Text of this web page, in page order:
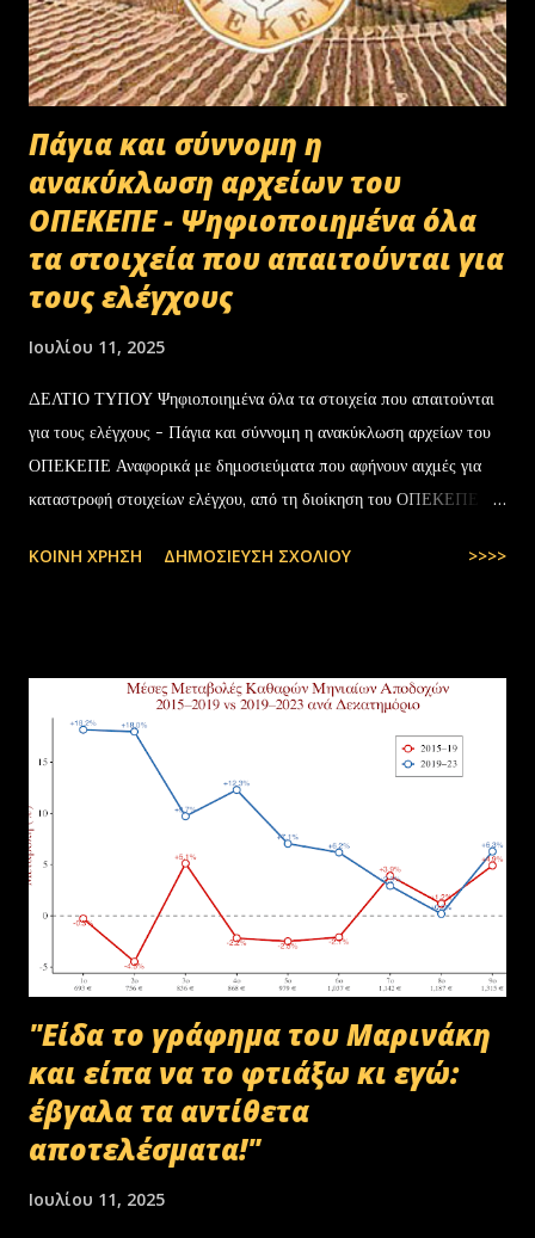
Πάγια και σύννομη η
ανακύκλωση αρχείων του
ΟΠΕΚΕΠΕ - Ψηφιοποιημένα όλα
τα στοιχεία που απαιτούνται για
τους ελέγχους
Ιουλίου 11, 2025
ΔΕΛΤΙΟ ΤΥΠΟΥ Ψηφιοποιημένα όλα τα στοιχεία που απαιτούνται
για τους ελέγχους - Πάγια και σύννομη η ανακύκλωση αρχείων του
ΟΠΕΚΕΠΕ Αναφορικά με δημοσιεύματα που αφήνουν αιχμές για
καταστροφή στοιχείων ελέγχου, από τη διοίκηση του ΟΠΕΚΕΠΕ
εστάλη προς ανακύκλωση στις 10-07-2025 στην Θεσσαλονίκη,
αποστολή των Πινάκων αρχείων Καταστρεπτέων Υλικών της ΠΔ
Μακεδονίας-Θράκης και ολοκληρώθηκε με το υπ.αρ.πρωτ.
23412/02-07-2025 έγγραφο της ΑΑΔΕ και το από 10-07-2025
πρωτόκολλο παράδοσης υλικών μεταξύ της ΑΑΔΕ-Γενική Δ/νση
Τελωνείων-Τμήμα Διαχείρισης Δημόσιου Υλικού και της
συνεργαζόμενης με αυτήν εταιρείας ανακύκλωσης. Διευκρινίζεται ότι
στο αρχείο αυτό δεν συμπεριλαμβάνονταν αρχειακό υλικό που είχε
κοινοποιηθεί ότι ελέγχεται και στο ψηφιακό αρχείο του ΟΠΕΚΕΠ...
ΚΟΙΝΉ ΧΡΉΣΗ ΔΗΜΟΣΊΕΥΣΗ ΣΧΟΛΊΟΥ >>>>
"Είδα το γράφημα του Μαρινάκη
και είπα να το φτιάξω κι εγώ:
έβγαλα τα αντίθετα
αποτελέσματα!"
Ιουλίου 11, 2025